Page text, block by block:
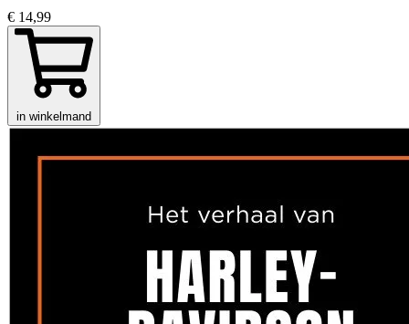
€ 14,99
in winkelmand